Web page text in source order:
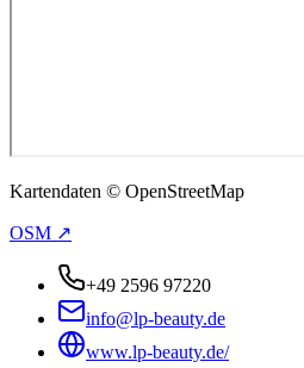
Kartendaten © OpenStreetMap
OSM ↗
+49 2596 97220
info@lp-beauty.de
www.lp-beauty.de/